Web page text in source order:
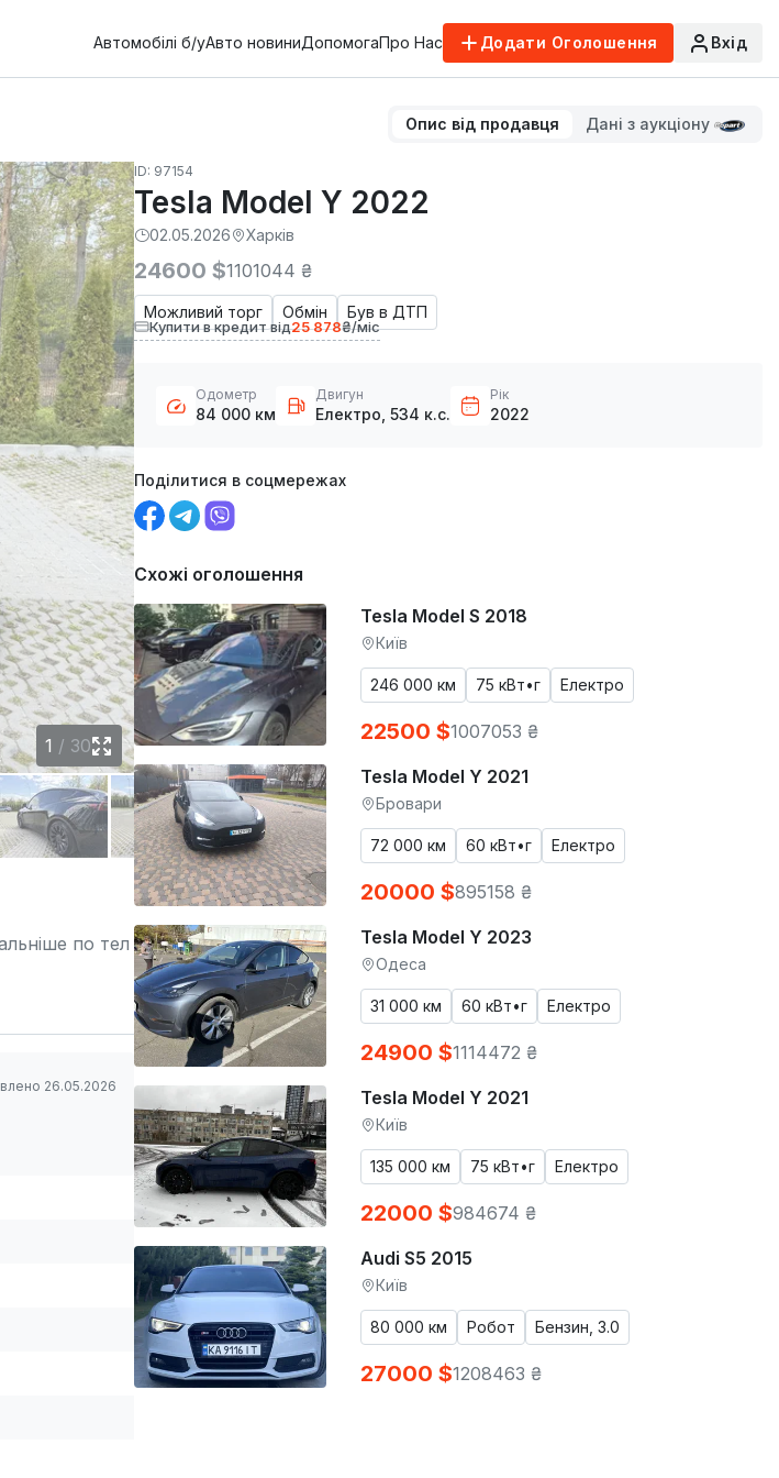
Автомобілі б/уАвто новиниДопомогаПро Нас Додати Оголошення Вхід
Опис від продавця Дані з аукціону
1 / 30
по тел
26.05.2026
ID: 97154
Tesla Model Y 2022
02.05.2026 Харків
Можливий торг Обмін Був в ДТП
24600 $1101044 ₴
Купити в кредит від25 878₴/міс
Одометр
84 000 км
Двигун
Електро, 534 к.с.
Рік
2022
Поділитися в соцмережах
Схожі оголошення
Tesla Model S 2018
Київ
246 000 км 75 кВт•г Електро
22500 $1007053 ₴
Tesla Model Y 2021
Бровари
72 000 км 60 кВт•г Електро
20000 $895158 ₴
Tesla Model Y 2023
Одеса
31 000 км 60 кВт•г Електро
24900 $1114472 ₴
Tesla Model Y 2021
Київ
135 000 км 75 кВт•г Електро
22000 $984674 ₴
Audi S5 2015
Київ
80 000 км Робот Бензин, 3.0
27000 $1208463 ₴